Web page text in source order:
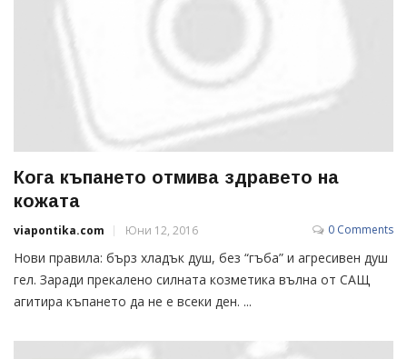
Кога къпането отмива здравето на
кожата
viapontika.com Юни 12, 2016 0 Comments
Нови правила: бърз хладък душ, без “гъба” и агресивен душ
гел. Заради прекалено силната козметика вълна от САЩ
агитира къпането да не е всеки ден. ...